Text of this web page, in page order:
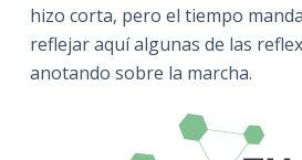
hizo corta, pero el tiempo
reflejar aquí algunas de las
anotando sobre la marcha.